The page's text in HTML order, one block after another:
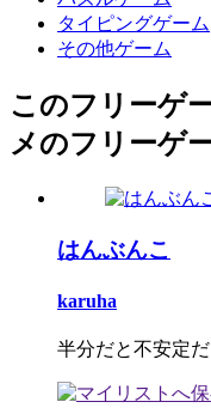
タイピングゲーム
その他ゲーム
このフリーゲ
メのフリーゲ
はんぶんこ
karuha
半分だと不安定だ